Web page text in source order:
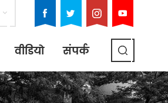
वीडियो संपर्क